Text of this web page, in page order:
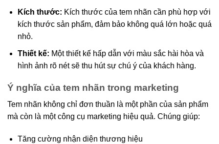
Kích thước: Kích thước của tem nhãn cần phù hợp với
kích thước sản phẩm, đảm bảo không quá lớn hoặc quá
nhỏ.
Thiết kế: Một thiết kế hấp dẫn với màu sắc hài hòa và
hình ảnh rõ nét sẽ thu hút sự chú ý của khách hàng.
Ý nghĩa của tem nhãn trong marketing
Tem nhãn không chỉ đơn thuần là một phần của sản phẩm
mà còn là một công cụ marketing hiệu quả. Chúng giúp:
Tăng cường nhận diện thương hiệu